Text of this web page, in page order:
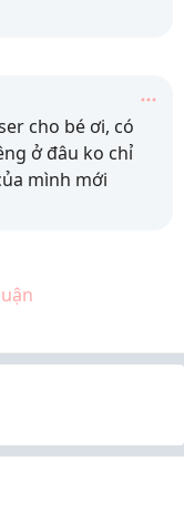
cho bé ơi, có
ở đâu ko chỉ
mình mới